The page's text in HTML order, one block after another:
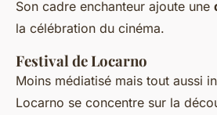
Son cadre enchanteur ajoute une
la célébration du cinéma.
Festival de Locarno
Moins médiatisé mais tout aussi
Locarno se concentre sur la